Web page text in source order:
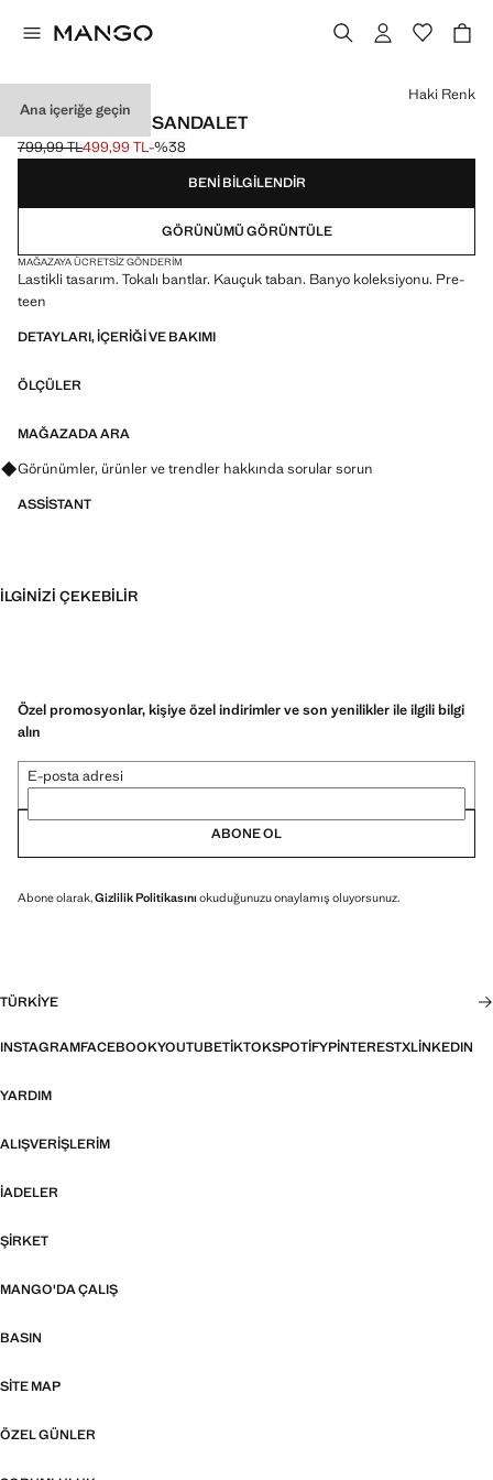
Ana içeriğe geçin
TOKALI LASTIK SANDALET
Üstü çizili ilk fiyat [799,99 TL ]
799,99 TL
Güncel fiyat [499,99 TL ]
499,99 TL-%38
Bir renk seçin
Haki Renk
BENI BILGILENDIR
GÖRÜNÜMÜ GÖRÜNTÜLE
MAĞAZAYA ÜCRETSIZ GÖNDERIM
Lastikli tasarım. Tokalı bantlar. Kauçuk taban. Banyo koleksiyonu. Pre-
teen
DETAYLARI, IÇERIĞI VE BAKIMI
ÖLÇÜLER
MAĞAZADA ARA
Görünümler, ürünler ve trendler hakkında sorular sorun
ASSISTANT
İLGINIZI ÇEKEBILIR
Özel promosyonlar, kişiye özel indirimler ve son yenilikler ile ilgili bilgi
alın
E-posta adresi
ABONE OL
Abone olarak,Gizlilik Politikasını okuduğunuzu onaylamış oluyorsunuz.
TÜRKIYE
INSTAGRAMFACEBOOKYOUTUBETIKTOKSPOTIFYPINTERESTXLINKEDIN
YARDIM
ALIŞVERIŞLERIM
İADELER
ŞIRKET
MANGO'DA ÇALIŞ
BASIN
SITE MAP
ÖZEL GÜNLER